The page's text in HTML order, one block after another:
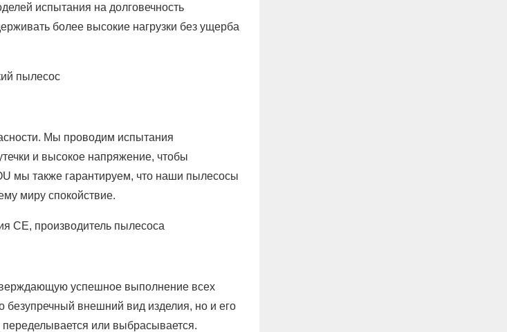
испытания на долговечность
более высокие нагрузки без ущерба
пылесос
Мы проводим испытания
и высокое напряжение, чтобы
мы также гарантируем, что наши пылесосы
миру спокойствие.
CE, производитель пылесоса
успешное выполнение всех
безупречный внешний вид изделия, но и его
или выбрасывается.